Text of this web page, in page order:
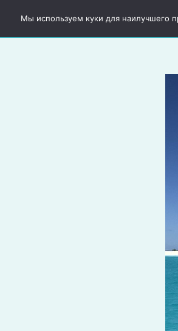
Мы используем куки для наилучшего